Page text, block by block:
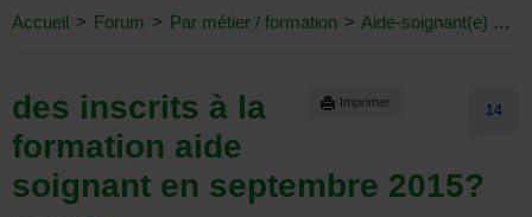
Accueil > Forum > Par métier / formation > Aide-soignant(e) >
14
Imprimer
des inscrits à la
formation aide
soignant en septembre 2015?